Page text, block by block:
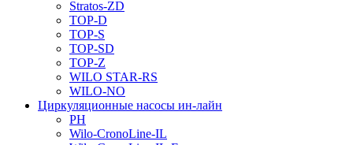
Stratos-ZD
TOP-D
TOP-S
TOP-SD
TOP-Z
WILO STAR-RS
WILO-NO
Циркуляционные насосы ин-лайн
PH
Wilo-CronoLine-IL